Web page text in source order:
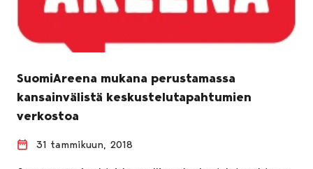
SuomiAreena mukana perustamassa
kansainvälistä keskustelutapahtumien
verkostoa
31 tammikuun, 2018